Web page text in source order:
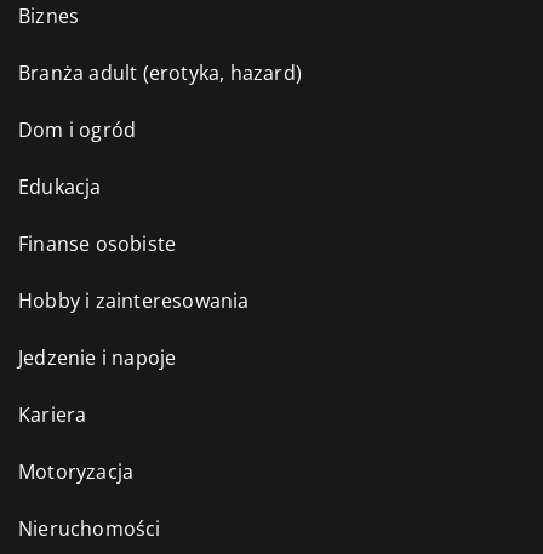
Biznes
Branża adult (erotyka, hazard)
Dom i ogród
Edukacja
Finanse osobiste
Hobby i zainteresowania
Jedzenie i napoje
Kariera
Motoryzacja
Nieruchomości